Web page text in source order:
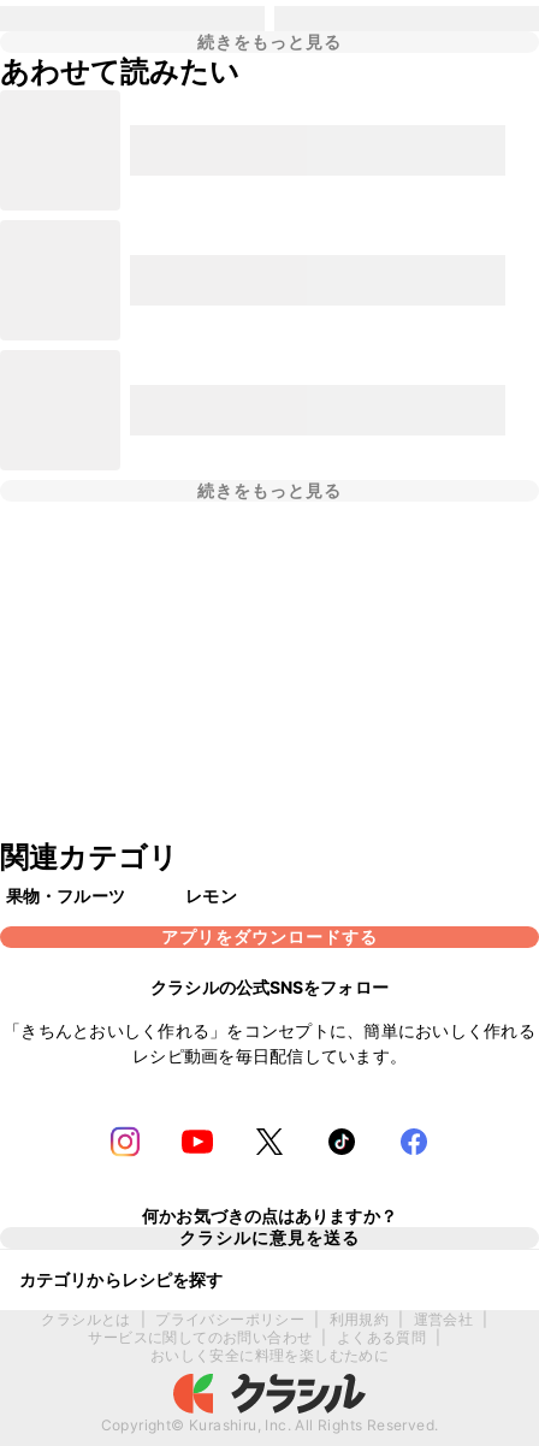
続きをもっと見る
あわせて読みたい
続きをもっと見る
関連カテゴリ
果物・フルーツ
レモン
アプリをダウンロードする
クラシルの公式SNSをフォロー
「きちんとおいしく作れる」をコンセプトに、簡単においしく作れる
レシピ動画を毎日配信しています。
何かお気づきの点はありますか？
クラシルに意見を送る
カテゴリからレシピを探す
クラシルとは プライバシーポリシー 利用規約 運営会社
サービスに関してのお問い合わせ
よくある質問
おいしく安全に料理を楽しむために
Copyright© Kurashiru, Inc. All Rights Reserved.